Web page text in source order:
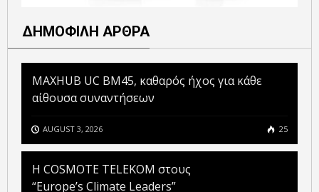
ΔΗΜΟΦΙΛΗ ΑΡΘΡΑ
MAXHUB UC BM45, καθαρός ήχος για κάθε
αίθουσα συναντήσεων
AUGUST 3, 2026 25
Η COSMOTE TELEKOM στους
“Europe’s Climate Leaders”